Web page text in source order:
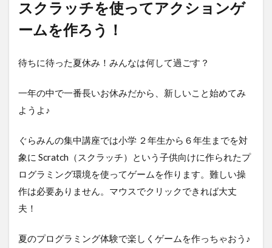
使っ
てア
クシ
ゲー
ムを
う！
2
年夏
プロ
グラ
ミン
グ集
中講
ジュ
スクラッチを使ってアクションゲ
ームを作ろう！
待ちに待った夏休み！みんなは何して過ごす？
一年の中で一番長いお休みだから、新しいこと始めてみ
ようよ♪
ぐらみんの集中講座では小学 ２年生から６年生までを対
象に Scratch（スクラッチ）という子供向けに作られたプ
ログラミング環境を使ってゲームを作ります。難しい操
作は必要ありません。マウスでクリックできれば大丈
夫！
夏のプログラミング体験で楽しくゲームを作っちゃおう♪